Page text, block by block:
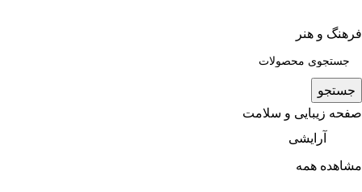
فرهنگ و هنر
جستجو
صفحه زیبایی و سلامت
آرایشی
مشاهده همه